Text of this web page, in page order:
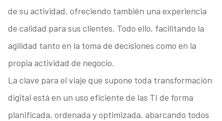
de su actividad, ofreciendo también una experiencia
de calidad para sus clientes. Todo ello, facilitando la
agilidad tanto en la toma de decisiones como en la
propia actividad de negocio.
La clave para el viaje que supone toda transformación
digital está en un uso eficiente de las TI de forma
planificada, ordenada y optimizada, abarcando todos